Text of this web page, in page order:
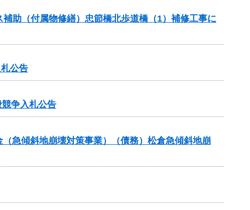
助（付属物修繕）忠節橋北歩道橋（1）補修工事に
公告
争入札公告
急傾斜地崩壊対策事業）（債務）松倉急傾斜地崩